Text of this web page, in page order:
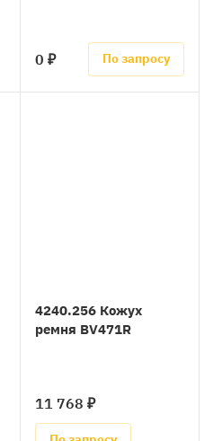
0 ₽ По запросу
4240.256 Кожух
ремня BV471R
11 768 ₽